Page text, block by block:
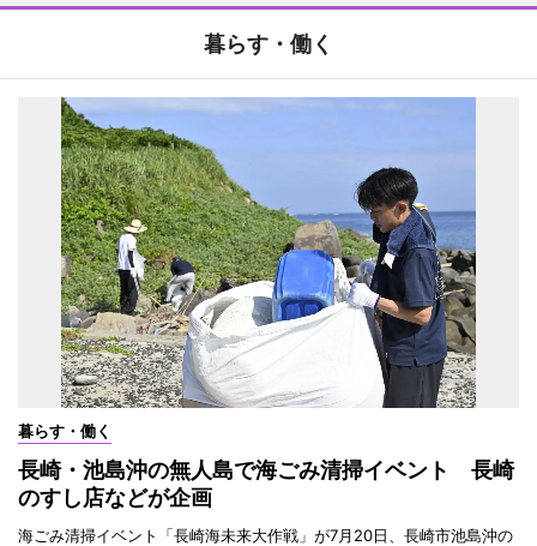
暮らす・働く
暮らす・働く
長崎・池島沖の無人島で海ごみ清掃イベント 長崎
のすし店などが企画
海ごみ清掃イベント「長崎海未来大作戦」が7月20日、長崎市池島沖の